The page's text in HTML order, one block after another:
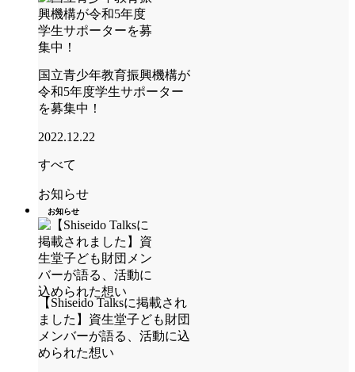
国立青少年教育振興機構が
令和5年度学生サポーター
を募集中！
2022.12.22
すべて
お知らせ
お知らせ
【Shiseido Talksに掲載され
ました】資生堂子ども財団
メンバーが語る、活動に込
められた想い